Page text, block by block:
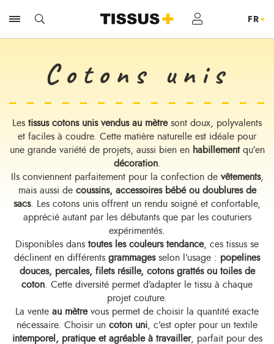
Cotons unis
Les tissus cotons unis vendus au mètresont doux, polyvalents
et faciles à coudre. Cette matière naturelle est idéale pour
une grande variété de projets, aussi bien en habillementqu’en
décoration.
Ils conviennent parfaitement pour la confection de vêtements,
mais aussi de coussins, accessoires bébé ou doublures de
sacs. Les cotons unis offrent un rendu soigné et confortable,
apprécié autant par les débutants que par les couturiers
expérimentés.
Disponibles dans toutes les couleurs tendance, ces tissus se
déclinent en différents grammagesselon l’usage : popelines
douces, percales, filets résille, cotons grattés ou toiles de
coton. Cette diversité permet d’adapter le tissu à chaque
projet couture.
La vente au mètrevous permet de choisir la quantité exacte
nécessaire. Choisir un coton uni, c’est opter pour un textile
intemporel, pratique et agréable à travailler, parfait pour des